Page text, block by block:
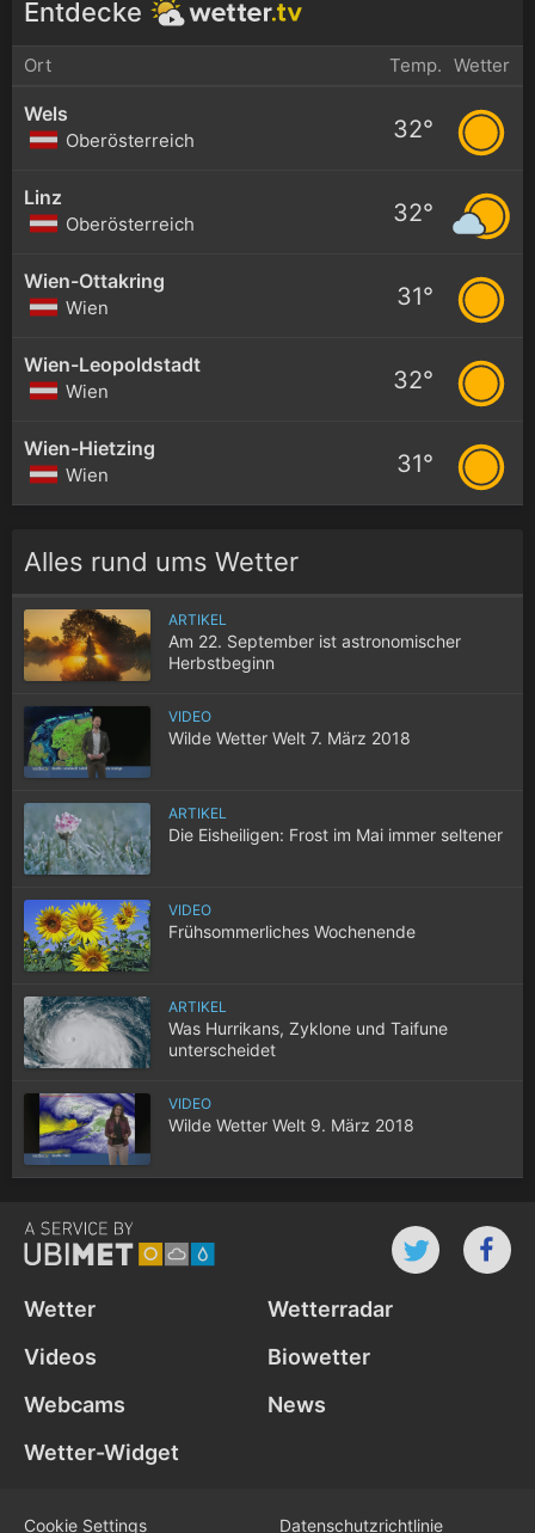
Entdecke
Ort Temp. Wetter
Wels
Oberösterreich 32°
Linz
Oberösterreich 32°
Wien-Ottakring
Wien 31°
Wien-Leopoldstadt
Wien 32°
Wien-Hietzing
Wien 31°
Alles rund ums Wetter
ARTIKEL
Am 22. September ist astronomischer
Herbstbeginn
VIDEO
Wilde Wetter Welt 7. März 2018
ARTIKEL
Die Eisheiligen: Frost im Mai immer seltener
VIDEO
Frühsommerliches Wochenende
ARTIKEL
Was Hurrikans, Zyklone und Taifune
unterscheidet
VIDEO
Wilde Wetter Welt 9. März 2018
Wetter
Wetterradar
Videos
Biowetter
Webcams
News
Wetter-Widget
Cookie Settings Datenschutz­richtlinie